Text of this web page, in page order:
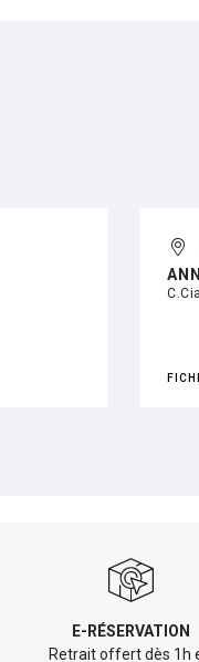
E-RÉSERVATION
Retrait offert dès 1h